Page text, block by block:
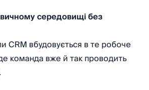
середовищі без
CRM вбудовується в те робоче
команда вже й так проводить